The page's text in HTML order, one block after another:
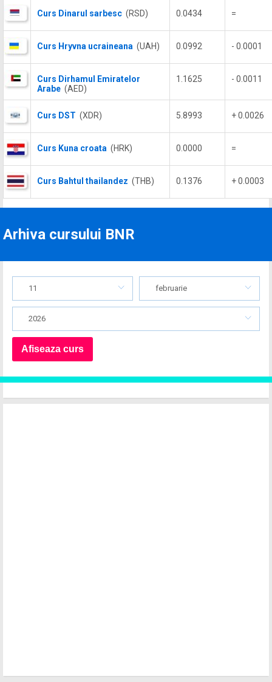
Curs Dinarul sarbesc (RSD) 0.0434 =
Curs Hryvna ucraineana (UAH) 0.0992 - 0.0001
Curs Dirhamul Emiratelor
Arabe (AED)
1.1625 - 0.0011
Curs DST (XDR) 5.8993 + 0.0026
Curs Kuna croata (HRK) 0.0000 =
Curs Bahtul thailandez (THB) 0.1376 + 0.0003
Arhiva cursului BNR
11 februarie
2026